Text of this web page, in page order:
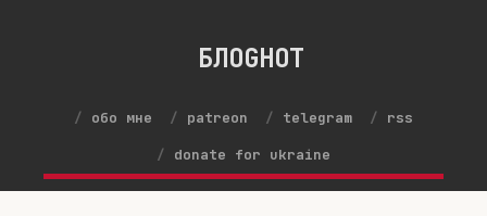
БЛОGНОТ
обо мне patreon telegram
rss
donate for ukraine